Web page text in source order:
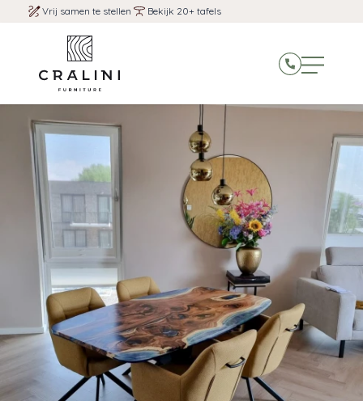
Vrij samen te stellen Bekijk 20+ tafels